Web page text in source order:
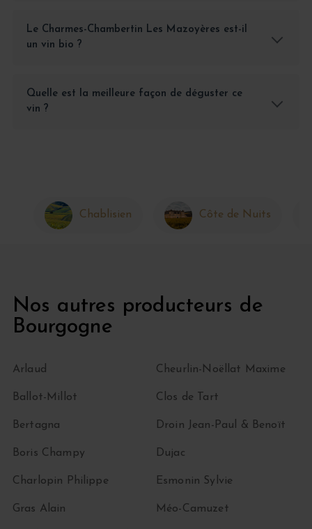
Le Charmes-Chambertin Les Mazoyères est-il
un vin bio ?
Quelle est la meilleure façon de déguster ce
vin ?
Chablisien Côte de Nuits
Nos autres producteurs de
Bourgogne
Arlaud
Ballot-Millot
Bertagna
Boris Champy
Charlopin Philippe
Cheurlin-Noëllat Maxime
Clos de Tart
Droin Jean-Paul & Benoït
Dujac
Esmonin Sylvie
Gras Alain Méo-Camuzet